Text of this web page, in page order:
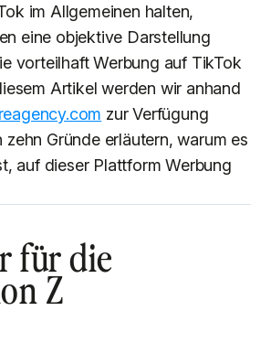
im Allgemeinen halten,
eine objektive Darstellung
vorteilhaft Werbung auf TikTok
Artikel werden wir anhand
zur Verfügung
Gründe erläutern, warum es
auf dieser Plattform Werbung
für die
Z